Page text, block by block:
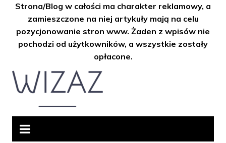
Strona/Blog w całości ma charakter reklamowy, a
zamieszczone na niej artykuły mają na celu
pozycjonowanie stron www. Żaden z wpisów nie
pochodzi od użytkowników, a wszystkie zostały
opłacone.
Skip
content